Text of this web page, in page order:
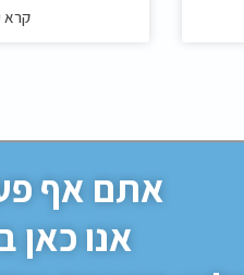
קרא
אתם אף
אנו כאן